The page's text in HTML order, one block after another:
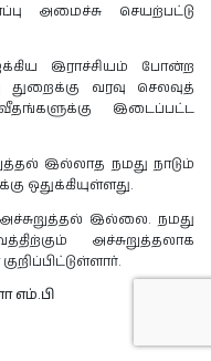
அமைச்சு செயற்பட்டு
இராச்சியம் போன்ற
துறைக்கு வரவு செலவுத்
வீதங்களுக்கு இடைப்பட்ட
இல்லாத நமது நாடும்
ஒதுக்கியுள்ளது.
அச்சுறுத்தல் இல்லை. நமது
அச்சுறுத்தலாக
எம்.பி